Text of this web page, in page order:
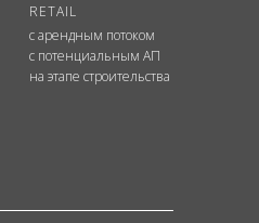
RETAIL
с арендным потоком
с потенциальным АП
на этапе строительства